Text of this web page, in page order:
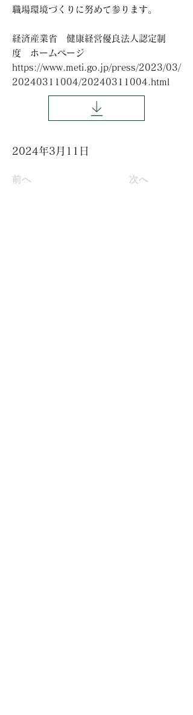
職場環境づくりに努めて参ります。
経済産業省 健康経営優良法人認定制
度 ホームページ
https://www.meti.go.jp/press/2023/03/
20240311004/20240311004.html
2024年3月11日
前へ 次へ